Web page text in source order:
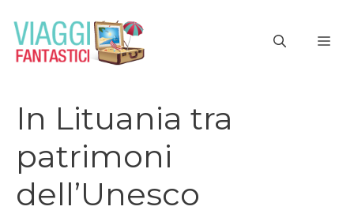
contenuto
In Lituania tra
patrimoni
dell’Unesco